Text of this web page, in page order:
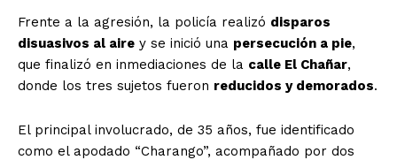
Frente a la agresión, la policía realizó disparos
disuasivos al aire y se inició una persecución a pie,
que finalizó en inmediaciones de la calle El Chañar,
donde los tres sujetos fueron reducidos y demorados.
El principal involucrado, de 35 años, fue identificado
como el apodado “Charango”, acompañado por dos